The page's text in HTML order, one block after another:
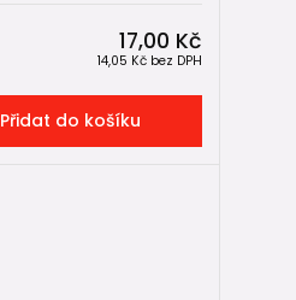
17,00 Kč
14,05 Kč bez DPH
Přidat do košíku